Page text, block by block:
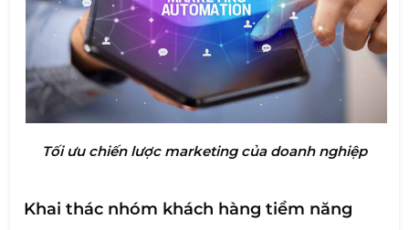
Tối ưu chiến lược marketing của doanh nghiệp
Khai thác nhóm khách hàng tiềm năng